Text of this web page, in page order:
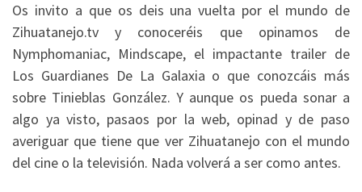
Os invito a que os deis una vuelta por el mundo de
Zihuatanejo.tv y conoceréis que opinamos de
Nymphomaniac, Mindscape, el impactante trailer de
Los Guardianes De La Galaxia o que conozcáis más
sobre Tinieblas González. Y aunque os pueda sonar a
algo ya visto, pasaos por la web, opinad y de paso
averiguar que tiene que ver Zihuatanejo con el mundo
del cine o la televisión. Nada volverá a ser como antes.